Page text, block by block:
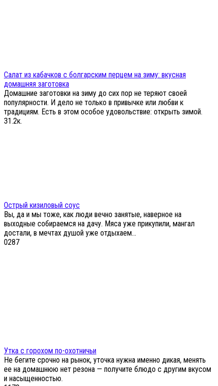
Салат из кабачков с болгарским перцем на зиму: вкусная
домашняя заготовка
Домашние заготовки на зиму до сих пор не теряют своей
популярности. И дело не только в привычке или любви к
традициям. Есть в этом особое удовольствие: открыть зимой.
31.2к.
Острый кизиловый соус
Вы, да и мы тоже, как люди вечно занятые, наверное на
выходные собираемся на дачу. Мяса уже прикупили, мангал
достали, в мечтах душой уже отдыхаем…
0287
Утка с горохом по-охотничьи
Не бегите срочно на рынок, уточка нужна именно дикая, менять
ее на домашнюю нет резона — получите блюдо с другим вкусом
и насыщенностью.